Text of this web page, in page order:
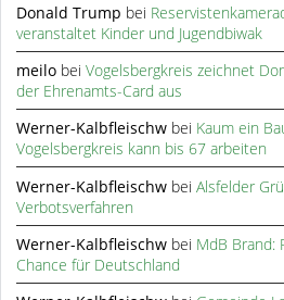
Donald Trump bei
veranstaltet Kinder und Jugendbiwak
meilo beiVogelsbergkreis zeichnet
der Ehrenamts-Card aus
Werner-Kalbfleischw bei Kaum ein
Vogelsbergkreis kann bis 67 arbeiten
Werner-Kalbfleischw beiAlsfelder
Verbotsverfahren
Werner-Kalbfleischw bei MdB Brand:
Chance für Deutschland